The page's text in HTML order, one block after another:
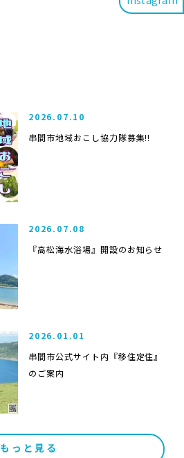
2026.07.10
串間市地域おこし協力隊募集!!
2026.07.08
『高松海水浴場』開設のお知らせ
2026.01.01
串間市公式サイト内『移住定住』
のご案内
もっと見る